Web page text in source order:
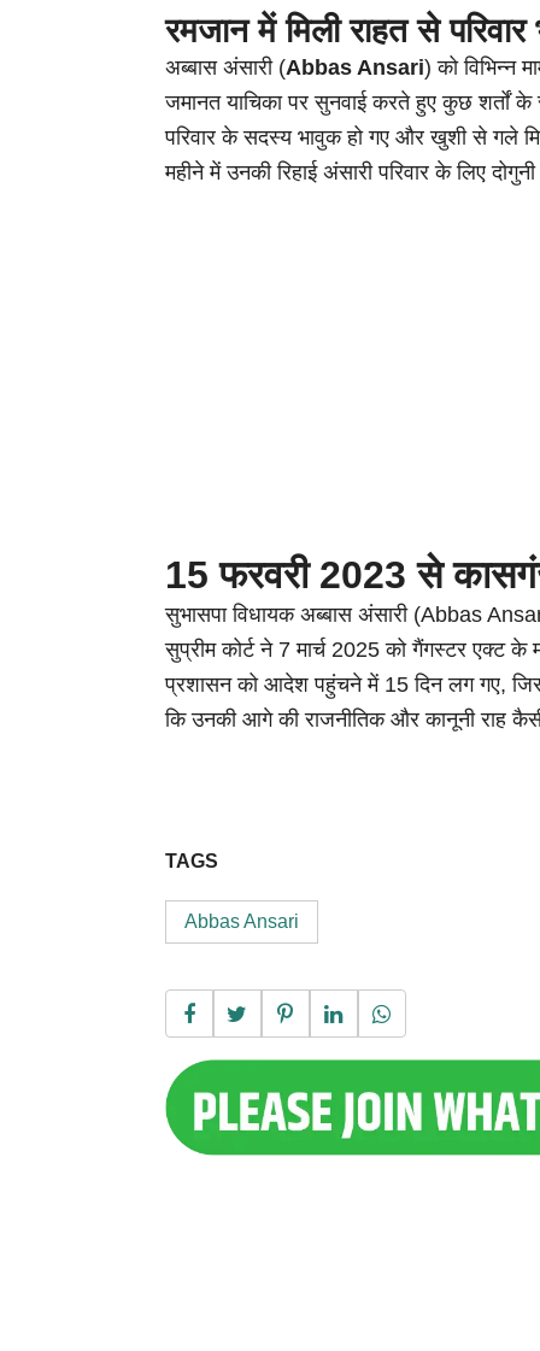
रमजान में मिली राहत से
अब्बास अंसारी (Abbas Ansari) को विभिन्न
जमानत याचिका पर सुनवाई करते हुए कुछ शर्तों
परिवार के सदस्य भावुक हो गए और खुशी से गले
महीने में उनकी रिहाई अंसारी परिवार के लिए
15 फरवरी 2023 से
सुभासपा विधायक अब्बास अंसारी (Abbas
सुप्रीम कोर्ट ने 7 मार्च 2025 को गैंगस्टर एक्ट
प्रशासन को आदेश पहुंचने में 15 दिन लग गए,
कि उनकी आगे की राजनीतिक और कानूनी राह
TAGS
Abbas Ansari